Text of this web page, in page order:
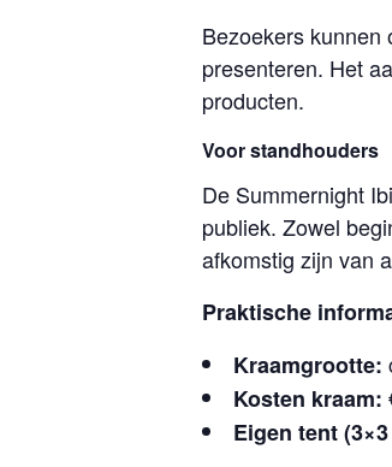
Bezoekers kunnen
presenteren. Het
producten.
Voor standhouders
De Summernight
publiek. Zowel
afkomstig zijn van
Praktische
Kraamgrootte:
Kosten kraam:
Eigen tent